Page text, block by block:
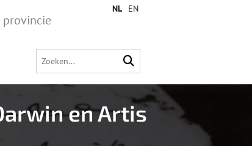
provincie
NL EN
en Artis